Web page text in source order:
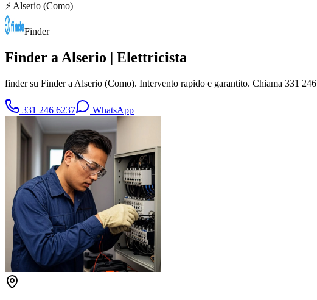
⚡ Alserio (Como)
Finder
Finder a Alserio | Elettricista
finder su Finder a Alserio (Como). Intervento rapido e garantito. Chiama 331
331 246 6237 WhatsApp